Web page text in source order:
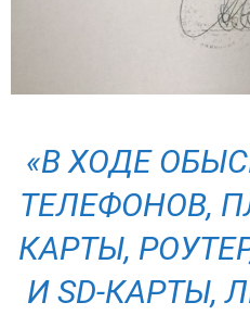
«В ХОДЕ
ТЕЛЕФОНОВ,
КАРТЫ,
И SD-КАРТЫ,